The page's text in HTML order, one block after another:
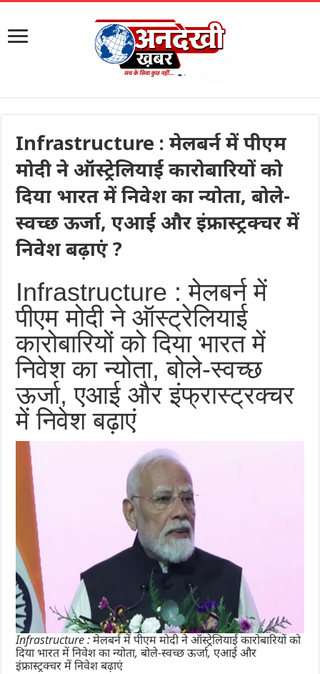
Infrastructure : मेलबर्न में पीएम
मोदी ने ऑस्ट्रेलियाई कारोबारियों को
दिया भारत में निवेश का न्योता, बोले-
स्वच्छ ऊर्जा, एआई और इंफ्रास्ट्रक्चर में
निवेश बढ़ाएं ?
Infrastructure : मेलबर्न में
पीएम मोदी ने ऑस्ट्रेलियाई
कारोबारियों को दिया भारत में
निवेश का न्योता, बोले-स्वच्छ
ऊर्जा, एआई और इंफ्रास्ट्रक्चर
में निवेश बढ़ाएं
Infrastructure : मेलबर्न में पीएम मोदी ने ऑस्ट्रेलियाई कारोबारियों को
दिया भारत में निवेश का न्योता, बोले-स्वच्छ ऊर्जा, एआई और
इंफ्रास्ट्रक्चर में निवेश बढ़ाएं